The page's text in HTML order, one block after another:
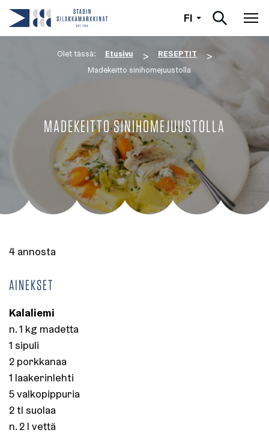
FI Suomi
Olet tässä: Etusivu > RESEPTIT >
Madekeitto sinihomejuustolla
MADEKEITTO SINIHOMEJUUSTOLLA
4 annosta
AINEKSET
Kalaliemi
n. 1 kg madetta
1 sipuli
2 porkkanaa
1 laakerinlehti
5 valkopippuria
2 tl suolaa
n. 2 l vettä